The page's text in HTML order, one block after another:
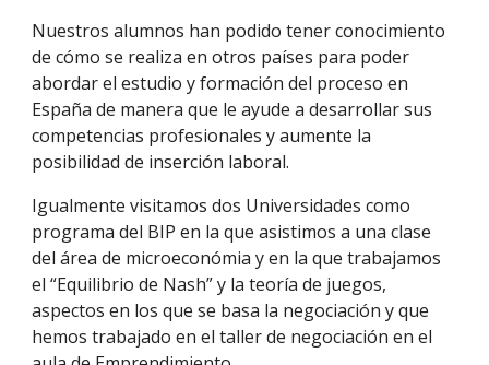
Nuestros alumnos han podido tener conocimiento
de cómo se realiza en otros países para poder
abordar el estudio y formación del proceso en
España de manera que le ayude a desarrollar sus
competencias profesionales y aumente la
posibilidad de inserción laboral.
Igualmente visitamos dos Universidades como
programa del BIP en la que asistimos a una clase
del área de microeconómia y en la que trabajamos
el “Equilibrio de Nash” y la teoría de juegos,
aspectos en los que se basa la negociación y que
hemos trabajado en el taller de negociación en el